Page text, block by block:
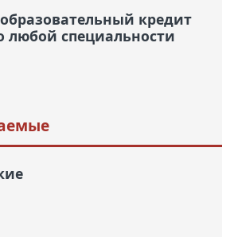
кредит
любой специальности